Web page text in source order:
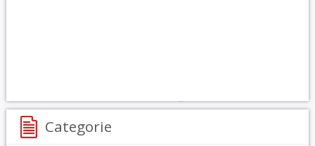
Categorie